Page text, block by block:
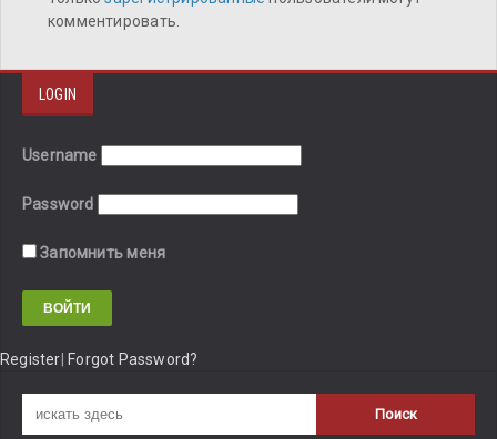
комментировать.
LOGIN
Username
Password
Запомнить меня
Register Forgot Password?